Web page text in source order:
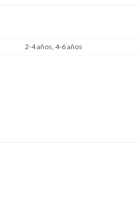
2-4 años, 4-6 años